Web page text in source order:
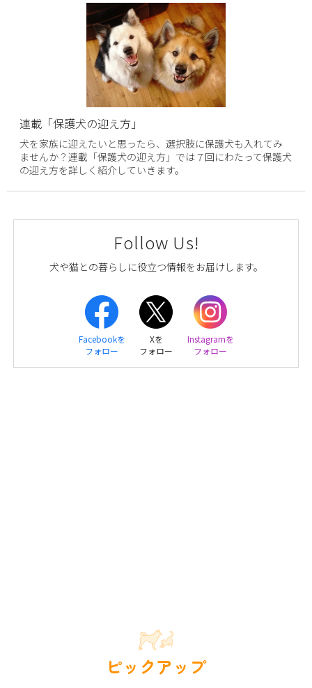
連載「保護犬の迎え方」
犬を家族に迎えたいと思ったら、選択肢に保護犬も入れてみ
ませんか？連載「保護犬の迎え方」では７回にわたって保護犬
の迎え方を詳しく紹介していきます。
Follow Us!
犬や猫との暮らしに役立つ情報をお届けします。
Facebookを
フォロー
Xを
フォロー
Instagramを
フォロー
ピックアップ